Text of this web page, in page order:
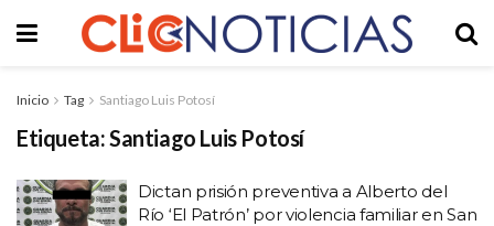
Inicio Tag Santiago Luis Potosí
Etiqueta:Santiago Luis Potosí
Dictan prisión preventiva a Alberto del
Río ‘El Patrón’ por violencia familiar en San